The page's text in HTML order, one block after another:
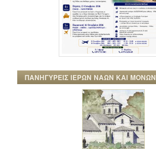
ΠΑΝΗΓΥΡΕΙΣ ΙΕΡΩΝ ΝΑΩΝ ΚΑΙ ΜΟΝΩΝ